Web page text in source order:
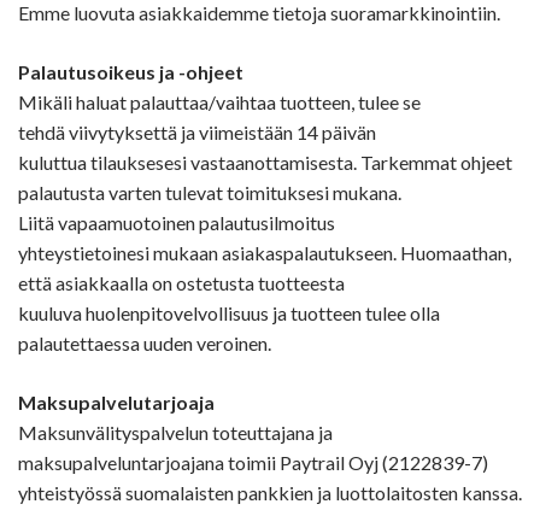
Emme luovuta asiakkaidemme tietoja suoramarkkinointiin.
Palautusoikeus ja -ohjeet
Mikäli haluat palauttaa/vaihtaa tuotteen, tulee se
tehdä viivytyksettä ja viimeistään 14 päivän
kuluttua tilauksesesi vastaanottamisesta. Tarkemmat ohjeet
palautusta varten tulevat toimituksesi mukana.
Liitä vapaamuotoinen palautusilmoitus
yhteystietoinesi mukaan asiakaspalautukseen. Huomaathan,
että asiakkaalla on ostetusta tuotteesta
kuuluva huolenpitovelvollisuus ja tuotteen tulee olla
palautettaessa uuden veroinen.
Maksupalvelutarjoaja
Maksunvälityspalvelun toteuttajana ja
maksupalveluntarjoajana toimii Paytrail Oyj (2122839-7)
yhteistyössä suomalaisten pankkien ja luottolaitosten kanssa.